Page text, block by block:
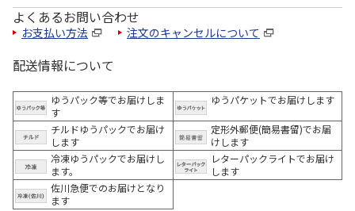
よくあるお問い合わせ
お支払い方法 注文のキャンセルについて
配送情報について
ゆうパック等でお届けしま
す
ゆうパケットでお届けします
チルドゆうパックでお届け
します
定形外郵便(簡易書留)でお届
けします
冷凍ゆうパックでお届けし
ます。
レターパックライトでお届け
します
佐川急便でのお届けとなり
ます